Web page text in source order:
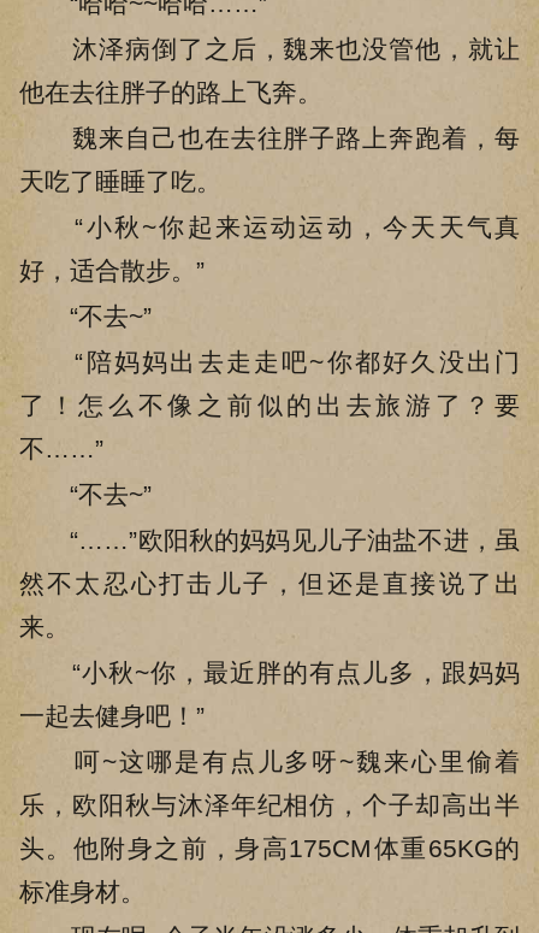
沐泽病倒了之后，魏来也没管他，就让
他在去往胖子的路上飞奔。
魏来自己也在去往胖子路上奔跑着，每
天吃了睡睡了吃。
“小秋~你起来运动运动，今天天气真
好，适合散步。”
“不去~”
“陪妈妈出去走走吧~你都好久没出门
了！怎么不像之前似的出去旅游了？要
不……”
“不去~”
“……”欧阳秋的妈妈见儿子油盐不进，虽
然不太忍心打击儿子，但还是直接说了出
来。
“小秋~你，最近胖的有点儿多，跟妈妈
一起去健身吧！”
呵~这哪是有点儿多呀~魏来心里偷着
乐，欧阳秋与沐泽年纪相仿，个子却高出半
头。他附身之前，身高175CM体重65KG的
标准身材。